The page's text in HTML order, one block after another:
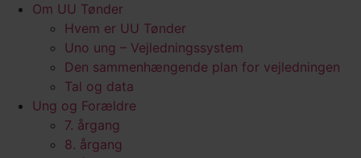
Om UU Tønder
Hvem er UU Tønder
Uno ung – Vejledningssystem
Den sammenhængende plan for vejledningen
Tal og data
Ung og Forældre
7. årgang
8. årgang